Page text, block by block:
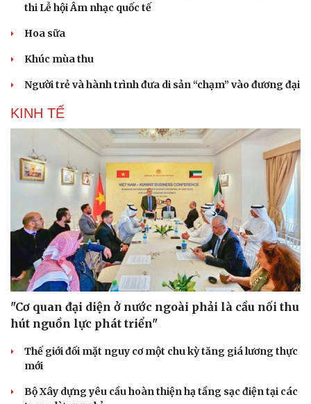
thi Lễ hội Âm nhạc quốc tế
Hoa sữa
Khúc mùa thu
Người trẻ và hành trình đưa di sản “chạm” vào đương đại
KINH TẾ
"Cơ quan đại diện ở nước ngoài phải là cầu nối thu
hút nguồn lực phát triển"
Thế giới đối mặt nguy cơ một chu kỳ tăng giá lương thực
mới
Bộ Xây dựng yêu cầu hoàn thiện hạ tầng sạc điện tại các